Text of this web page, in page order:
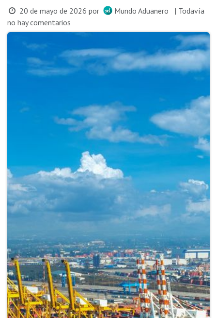
20 de mayo de 2026 por Mundo Aduanero
| Todavía
no hay comentarios